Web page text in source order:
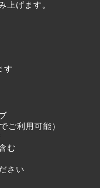
上げます。
す
ご利用可能）
む
さい